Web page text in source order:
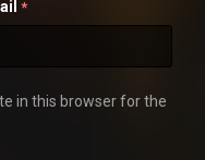
*
in this browser for the